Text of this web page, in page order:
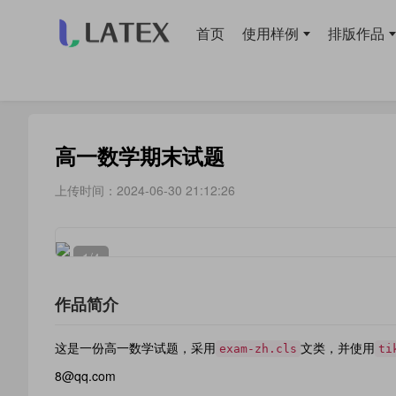
首页 使用样例 排版作品
高一数学期末试题
上传时间：2024-06-30 21:12:26
1/4
作品简介
这是一份高一数学试题，采用 exam-zh.cls 文类，并使用
8@qq.com